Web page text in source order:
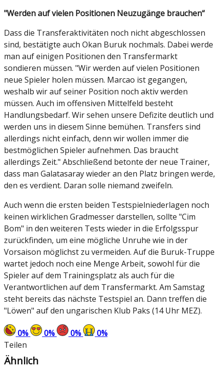
"Werden auf vielen Positionen Neuzugänge brauchen“
Dass die Transferaktivitäten noch nicht abgeschlossen
sind, bestätigte auch Okan Buruk nochmals. Dabei werde
man auf einigen Positionen den Transfermarkt
sondieren müssen. "Wir werden auf vielen Positionen
neue Spieler holen müssen. Marcao ist gegangen,
weshalb wir auf seiner Position noch aktiv werden
müssen. Auch im offensiven Mittelfeld besteht
Handlungsbedarf. Wir sehen unsere Defizite deutlich und
werden uns in diesem Sinne bemühen. Transfers sind
allerdings nicht einfach, denn wir wollen immer die
bestmöglichen Spieler aufnehmen. Das braucht
allerdings Zeit." Abschließend betonte der neue Trainer,
dass man Galatasaray wieder an den Platz bringen werde,
den es verdient. Daran solle niemand zweifeln.
Auch wenn die ersten beiden Testspielniederlagen noch
keinen wirklichen Gradmesser darstellen, sollte "Cim
Bom" in den weiteren Tests wieder in die Erfolgsspur
zurückfinden, um eine mögliche Unruhe wie in der
Vorsaison möglichst zu vermeiden. Auf die Buruk-Truppe
wartet jedoch noch eine Menge Arbeit, sowohl für die
Spieler auf dem Trainingsplatz als auch für die
Verantwortlichen auf dem Transfermarkt. Am Samstag
steht bereits das nächste Testspiel an. Dann treffen die
"Löwen" auf den ungarischen Klub Paks (14 Uhr MEZ).
0% 0% 0% 0%
Teilen
Ähnlich